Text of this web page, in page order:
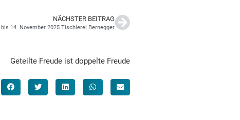
NÄCHSTER BEITRAG
14. November 2025 Tischlerei Bernegger
Geteilte Freude ist doppelte Freude